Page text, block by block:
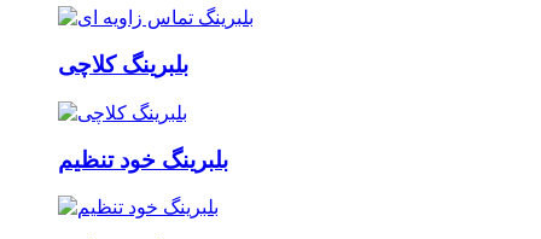
بلبرینگ کلاچی
بلبرینگ خود تنظیم